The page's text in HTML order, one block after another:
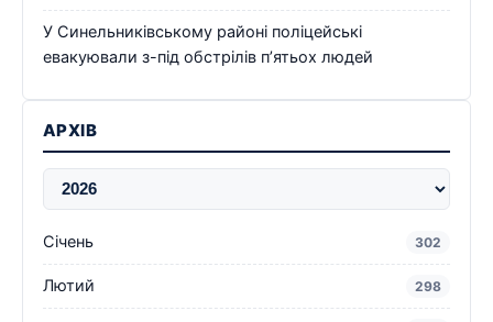
У Синельниківському районі поліцейські
евакуювали з-під обстрілів п’ятьох людей
АРХІВ
Січень 302
Лютий 298